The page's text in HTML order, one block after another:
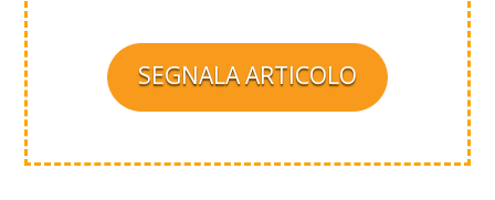
SEGNALA ARTICOLO